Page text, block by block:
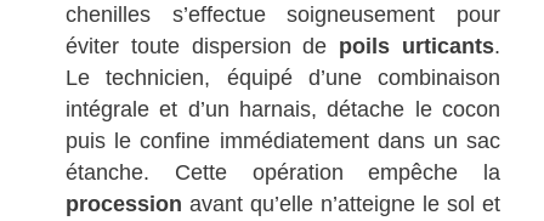
chenilles s’effectue soigneusement pour
éviter toute dispersion de poils urticants.
Le technicien, équipé d’une combinaison
intégrale et d’un harnais, détache le cocon
puis le confine immédiatement dans un sac
étanche. Cette opération empêche la
procession avant qu’elle n’atteigne le sol et